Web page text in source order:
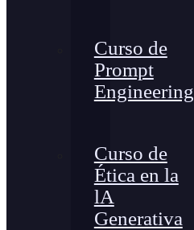
Curso de
Prompt
Engineering
Curso de
Ética en la
lA
Generativa